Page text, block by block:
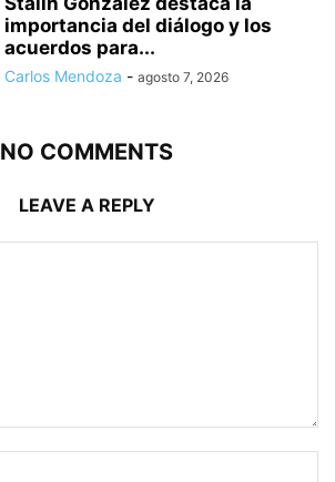
importancia del diálogo y los
acuerdos para...
Carlos Mendoza - agosto 7, 2026
NO COMMENTS
LEAVE A REPLY